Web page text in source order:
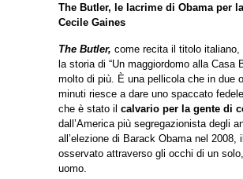
The Butler, le lacrime di Obama per
Cecile Gaines
The Butler, come recita il titolo italiano,
la storia di “Un maggiordomo alla Casa
molto di più. È una pellicola che in due
minuti riesce a dare uno spaccato
che è stato il calvario per la gente di
dall’America più segregazionista degli
all’elezione di Barack Obama nel 2008,
osservato attraverso gli occhi di un
uomo.